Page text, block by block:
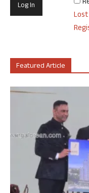
Featured Article